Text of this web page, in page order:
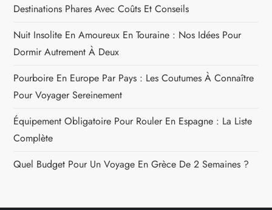
Destinations Phares Avec Coûts Et Conseils
Nuit Insolite En Amoureux En Touraine : Nos Idées Pour
Dormir Autrement À Deux
Pourboire En Europe Par Pays : Les Coutumes À Connaître
Pour Voyager Sereinement
Équipement Obligatoire Pour Rouler En Espagne : La Liste
Complète
Quel Budget Pour Un Voyage En Grèce De 2 Semaines ?